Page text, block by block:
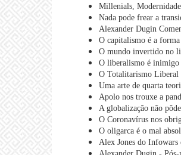
Millenials,
Nada pode frear a
Alexander Dugin
O capitalismo é a
O mundo invertido no
O liberalismo é
O Totalitarismo
Uma arte de quarta
Apolo nos trouxe a
A globalização não
O Coronavírus nos
O oligarca é o mal
Alex Jones do